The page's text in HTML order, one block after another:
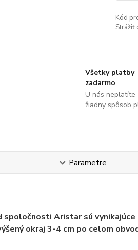
Kód
Strážiť
Všetky platby
zadarmo
U nás neplatíte
žiadny spôsob
Parametre
spoločnosti Aristar sú
okraj 3-4 cm po celom